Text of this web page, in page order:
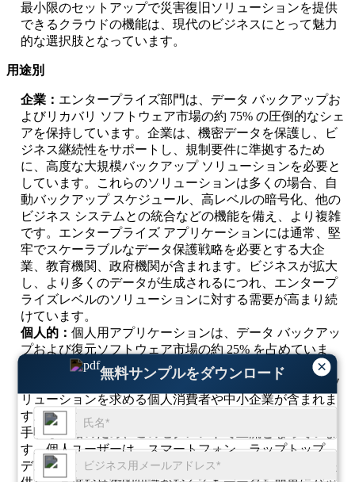
×
無料サンプルをダウンロード
最小限のセットアップで災害復旧ソリューションを提供
できるクラウドの機能は、現代のビジネスにとって魅力
的な選択肢となっています。
用途別
企業： エンタープライズ部門は、データ バックアップお
よびリカバリ ソフトウェア市場の約 75% の圧倒的なシェ
アを保持しています。企業は、機密データを保護し、ビ
ジネス継続性をサポートし、規制要件に準拠するため
に、高度な大規模バックアップ ソリューションを必要と
しています。これらのソリューションは多くの場合、自
動バックアップ スケジュール、高レベルの暗号化、他の
ビジネス システムとの統合などの機能を備え、より複雑
です。エンタープライズ アプリケーションには通常、堅
牢でスケーラブルなデータ保護戦略を必要とする大企
業、教育機関、政府機関が含まれます。ビジネスが拡大
し、より多くのデータが生成されるにつれ、エンタープ
ライズレベルのソリューションに対する需要が高まり続
けています。
個人的： 個人用アプリケーションは、データ バックアッ
プおよび復元ソフトウェア市場の約 25% を占めていま
す。このセグメントには、写真、文書、ビデオなどの個
人データのシンプルでコスト効率の高いバックアップ ソ
リューションを求める個人消費者や中小企業が含まれま
す。クラウドベースのソリューションは、使いやすさと
手頃な価格のため、このセグメントで主流となっていま
す。個人ユーザーは、スマートフォン、ラップトップ、
デスクトップなどのデバイスとのシームレスな統合を提